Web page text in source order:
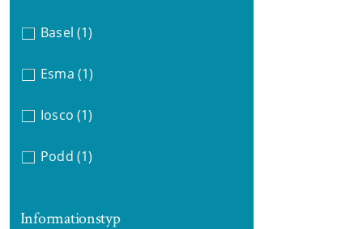
Basel (1)
Esma (1)
Iosco (1)
Podd (1)
Informationstyp